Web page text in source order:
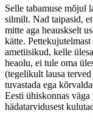
Selle tabamuse mõjul
silmilt. Nad taipasid,
mitte aga heauskselt
kätte.
ametiisikud, kelle
heaolu, ei tule oma
(tegelikult lausa
tuvastada ega
Eesti ühiskonnas
hädatarvidusest